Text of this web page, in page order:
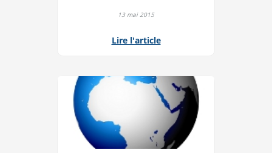
13 mai 2015
Lire l'article